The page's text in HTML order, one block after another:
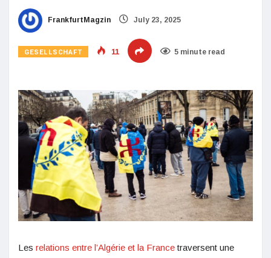
FrankfurtMagzin July 23, 2025
GESELLSCHAFT 11 5 minute read
Les relations entre l’Algérie et la Francetraversent une